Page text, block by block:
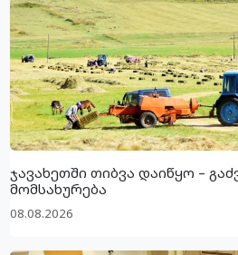
ჯავახეთში თიბვა დაიწყო –
მომსახურება
08.08.2026